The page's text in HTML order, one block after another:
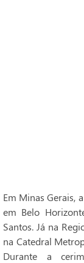
Em Minas Gerais,
em Belo
Santos. Já na
na Catedral
Durante a